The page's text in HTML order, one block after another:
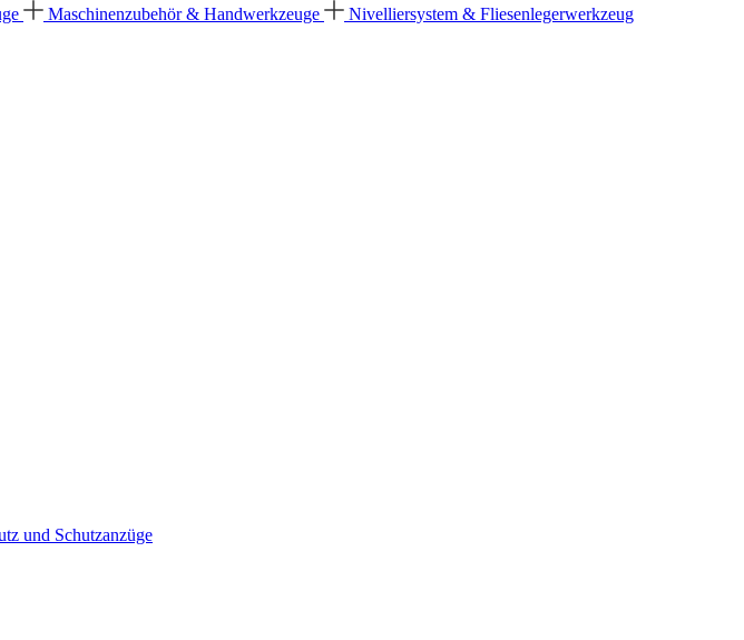
Maschinenzubehör & Handwerkzeuge
Nivelliersystem & Fliesenlegerwerkzeug
und Schutzanzüge